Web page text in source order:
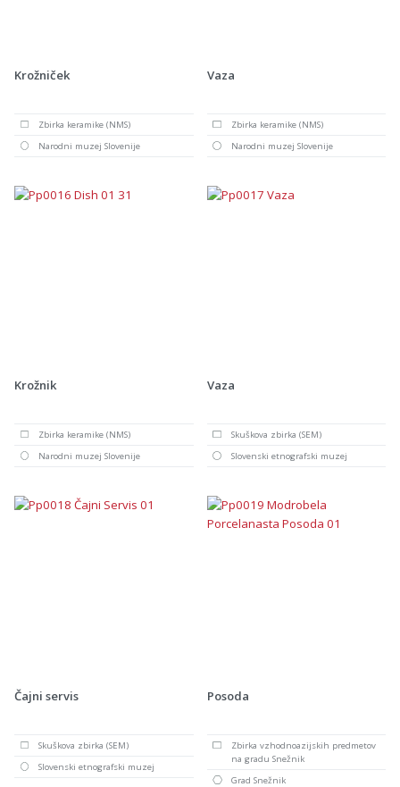
Krožniček
Zbirka keramike (NMS)
Narodni muzej Slovenije
Vaza
Zbirka keramike (NMS)
Narodni muzej Slovenije
Krožnik
Zbirka keramike (NMS)
Narodni muzej Slovenije
Vaza
Skuškova zbirka (SEM)
Slovenski etnografski muzej
Čajni servis
Skuškova zbirka (SEM)
Slovenski etnografski muzej
Posoda
Zbirka vzhodnoazijskih predmetov
na gradu Snežnik
Grad Snežnik